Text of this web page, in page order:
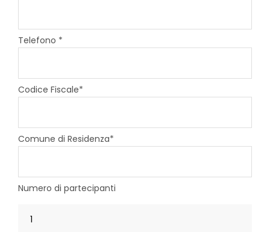
Telefono *
Codice Fiscale*
Comune di Residenza*
Numero di partecipanti